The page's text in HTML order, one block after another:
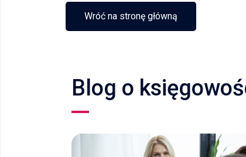
Wróć na stronę główną
Blog o